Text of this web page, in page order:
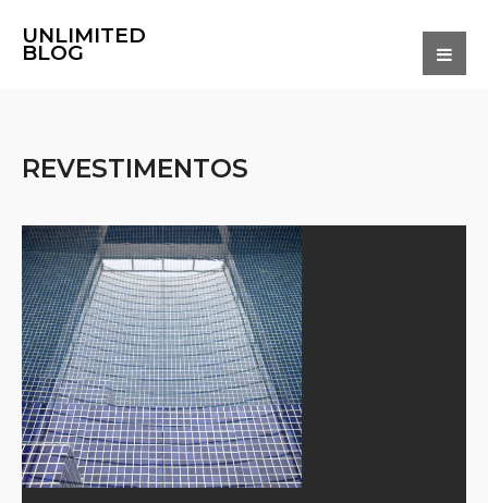
UNLIMITED
BLOG
REVESTIMENTOS